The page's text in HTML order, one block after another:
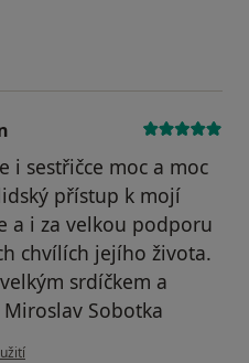
Pacient
i sestřičce moc a moc
přístup k mojí
a i za velkou podporu
chvílích jejího života.
srdíčkem a
Sobotka
uživatele Váš účet byl odstraněn